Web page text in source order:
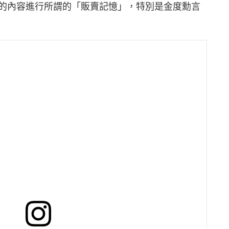
內容進行所謂的「販賣記憶」，特別是金度勳言